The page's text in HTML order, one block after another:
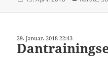
29. Januar. 2018 22:43